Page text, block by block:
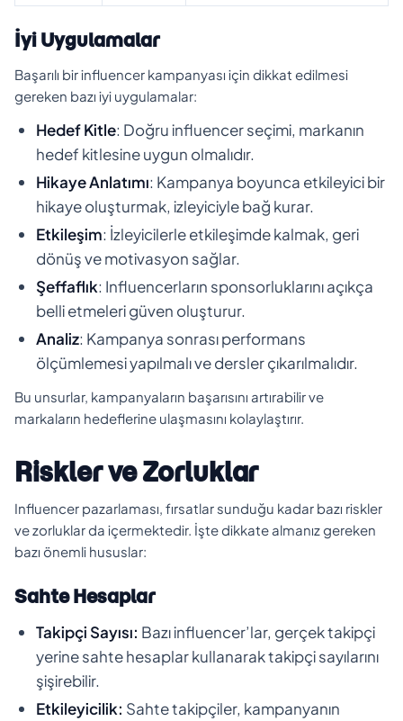
İyi Uygulamalar
Başarılı bir influencer kampanyası için dikkat edilmesi
gereken bazı iyi uygulamalar:
Hedef Kitle: Doğru influencer seçimi, markanın
hedef kitlesine uygun olmalıdır.
Hikaye Anlatımı: Kampanya boyunca etkileyici bir
hikaye oluşturmak, izleyiciyle bağ kurar.
Etkileşim: İzleyicilerle etkileşimde kalmak, geri
dönüş ve motivasyon sağlar.
Şeffaflık: Influencerların sponsorluklarını açıkça
belli etmeleri güven oluşturur.
Analiz: Kampanya sonrası performans
ölçümlemesi yapılmalı ve dersler çıkarılmalıdır.
Bu unsurlar, kampanyaların başarısını artırabilir ve
markaların hedeflerine ulaşmasını kolaylaştırır.
Riskler ve Zorluklar
Influencer pazarlaması, fırsatlar sunduğu kadar bazı riskler
ve zorluklar da içermektedir. İşte dikkate almanız gereken
bazı önemli hususlar:
Sahte Hesaplar
Takipçi Sayısı: Bazı influencer’lar, gerçek takipçi
yerine sahte hesaplar kullanarak takipçi sayılarını
şişirebilir.
Etkileyicilik: Sahte takipçiler, kampanyanın